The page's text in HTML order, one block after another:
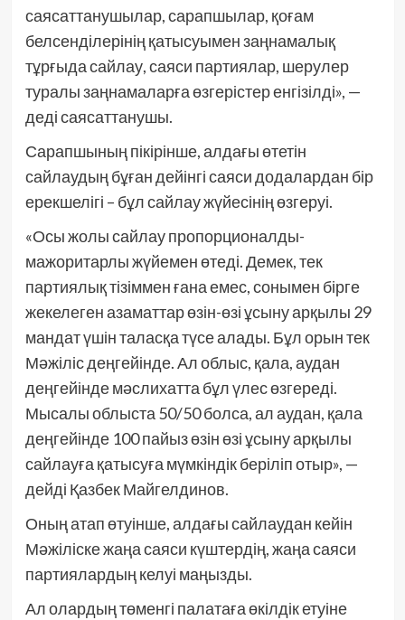
саясаттанушылар, сарапшылар, қоғам
белсенділерінің қатысуымен заңнамалық
тұрғыда сайлау, саяси партиялар, шерулер
туралы заңнамаларға өзгерістер енгізілді», —
деді саясаттанушы.
Сарапшының пікірінше, алдағы өтетін
сайлаудың бұған дейінгі саяси додалардан бір
ерекшелігі – бұл сайлау жүйесінің өзгеруі.
«Осы жолы сайлау пропорционалды-
мажоритарлы жүйемен өтеді. Демек, тек
партиялық тізіммен ғана емес, сонымен бірге
жекелеген азаматтар өзін-өзі ұсыну арқылы 29
мандат үшін таласқа түсе алады. Бұл орын тек
Мәжіліс деңгейінде. Ал облыс, қала, аудан
деңгейінде мәслихатта бұл үлес өзгереді.
Мысалы облыста 50/50 болса, ал аудан, қала
деңгейінде 100 пайыз өзін өзі ұсыну арқылы
сайлауға қатысуға мүмкіндік беріліп отыр», —
дейді Қазбек Майгелдинов.
Оның атап өтуінше, алдағы сайлаудан кейін
Мәжіліске жаңа саяси күштердің, жаңа саяси
партиялардың келуі маңызды.
Ал олардың төменгі палатаға өкілдік етуіне